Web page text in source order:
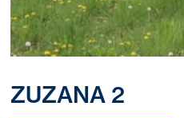
ZUZANA 2